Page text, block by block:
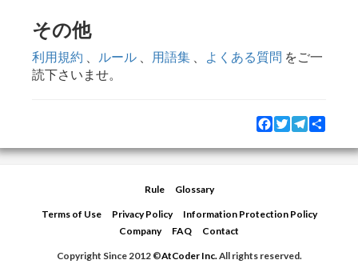
その他
利用規約 ルール 用語集 よくある質問 をご一
読下さいませ。
Facebook
TwitterTelegram
Rule Glossary
Terms of Use Privacy Policy
Information Protection Policy
Company
FAQ Contact
Copyright Since 2012 ©AtCoder Inc.All rights reserved.